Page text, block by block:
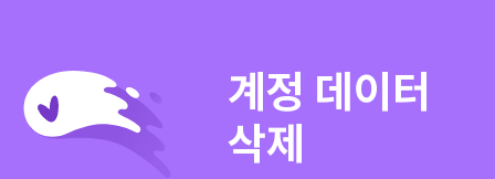
계정 데이터
삭제